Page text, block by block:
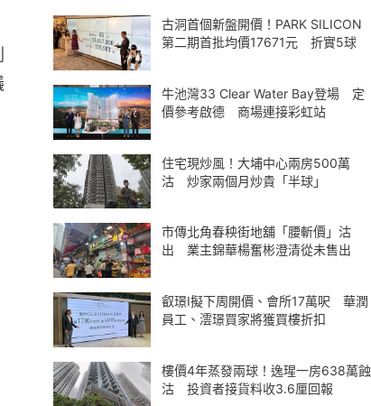
古洞首個新盤開價！PARK SILICON
第二期首批均價17671元 折實5球
牛池灣33 Clear Water Bay登場 定
價參考啟德 商場連接彩虹站
住宅現炒風！大埔中心兩房500萬
沽 炒家兩個月炒貴「半球」
市傳北角春秧街地舖「腰斬價」沽
出 業主錦華楊奮彬澄清從未售出
叡璟I擬下周開價、會所17萬呎 華潤
員工、澐璟買家將獲買樓折扣
樓價4年蒸發兩球！逸瑆一房638萬蝕
沽 投資者接貨料收3.6厘回報